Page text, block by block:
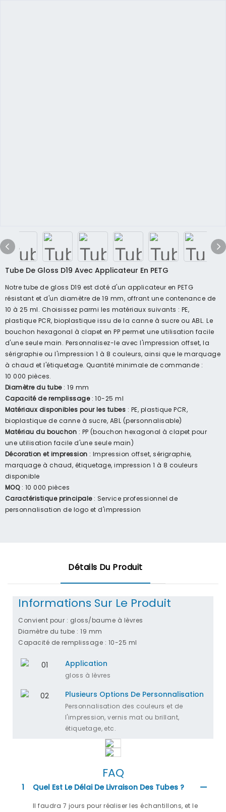
Tube De Gloss D19 Avec Applicateur En PETG
Notre tube de gloss D19 est doté d'un applicateur en PETG
résistant et d'un diamètre de 19 mm, offrant une contenance de
10 à 25 ml. Choisissez parmi les matériaux suivants : PE,
plastique PCR, bioplastique issu de la canne à sucre ou ABL. Le
bouchon hexagonal à clapet en PP permet une utilisation facile
d'une seule main. Personnalisez-le avec l'impression offset, la
sérigraphie ou l'impression 1 à 8 couleurs, ainsi que le marquage
à chaud et l'étiquetage. Quantité minimale de commande :
10 000 pièces.
Diamètre du tube: 19 mm
Capacité de remplissage: 10-25 ml
Matériaux disponibles pour les tubes : PE, plastique PCR,
bioplastique de canne à sucre, ABL (personnalisable)
Matériau du bouchon : PP (bouchon hexagonal à clapet pour
une utilisation facile d'une seule main)
Décoration et impression : Impression offset, sérigraphie,
marquage à chaud, étiquetage, impression 1 à 8 couleurs
disponible
MOQ: 10 000 pièces
Caractéristique principale: Service professionnel de
personnalisation de logo et d'impression
Détails Du Produit
Informations Sur Le Produit
Convient pour : gloss/baume à lèvres
Diamètre du tube : 19 mm
Capacité de remplissage : 10-25 ml
Application
gloss à lèvres
Plusieurs Options De Personnalisation
Personnalisation des couleurs et de
l'impression, vernis mat ou brillant,
étiquetage, etc.
FAQ
1 Quel Est Le Délai De Livraison Des Tubes ?
Il faudra 7 jours pour réaliser les échantillons, et le